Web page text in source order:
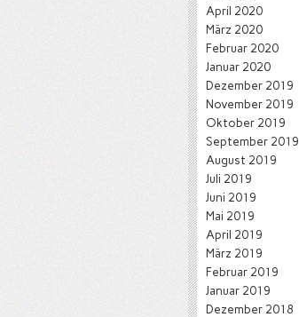
April 2020
März 2020
Februar 2020
Januar 2020
Dezember 2019
November 2019
Oktober 2019
September 2019
August 2019
Juli 2019
Juni 2019
Mai 2019
April 2019
März 2019
Februar 2019
Januar 2019
Dezember 2018